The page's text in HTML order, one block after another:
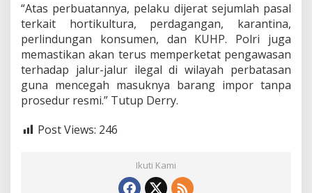
“Atas perbuatannya, pelaku dijerat sejumlah pasal
terkait hortikultura, perdagangan, karantina,
perlindungan konsumen, dan KUHP. Polri juga
memastikan akan terus memperketat pengawasan
terhadap jalur-jalur ilegal di wilayah perbatasan
guna mencegah masuknya barang impor tanpa
prosedur resmi.” Tutup Derry.
Post Views: 246
Ikuti Kami